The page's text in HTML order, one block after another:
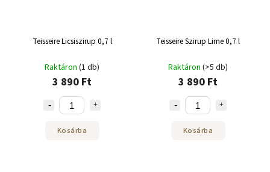
Teisseire Licsiszirup 0,7 l
Raktáron (1 db)
3 890 Ft
Kosárba
Teisseire Szirup Lime 0,7 l
Raktáron (>5 db)
3 890 Ft
Kosárba